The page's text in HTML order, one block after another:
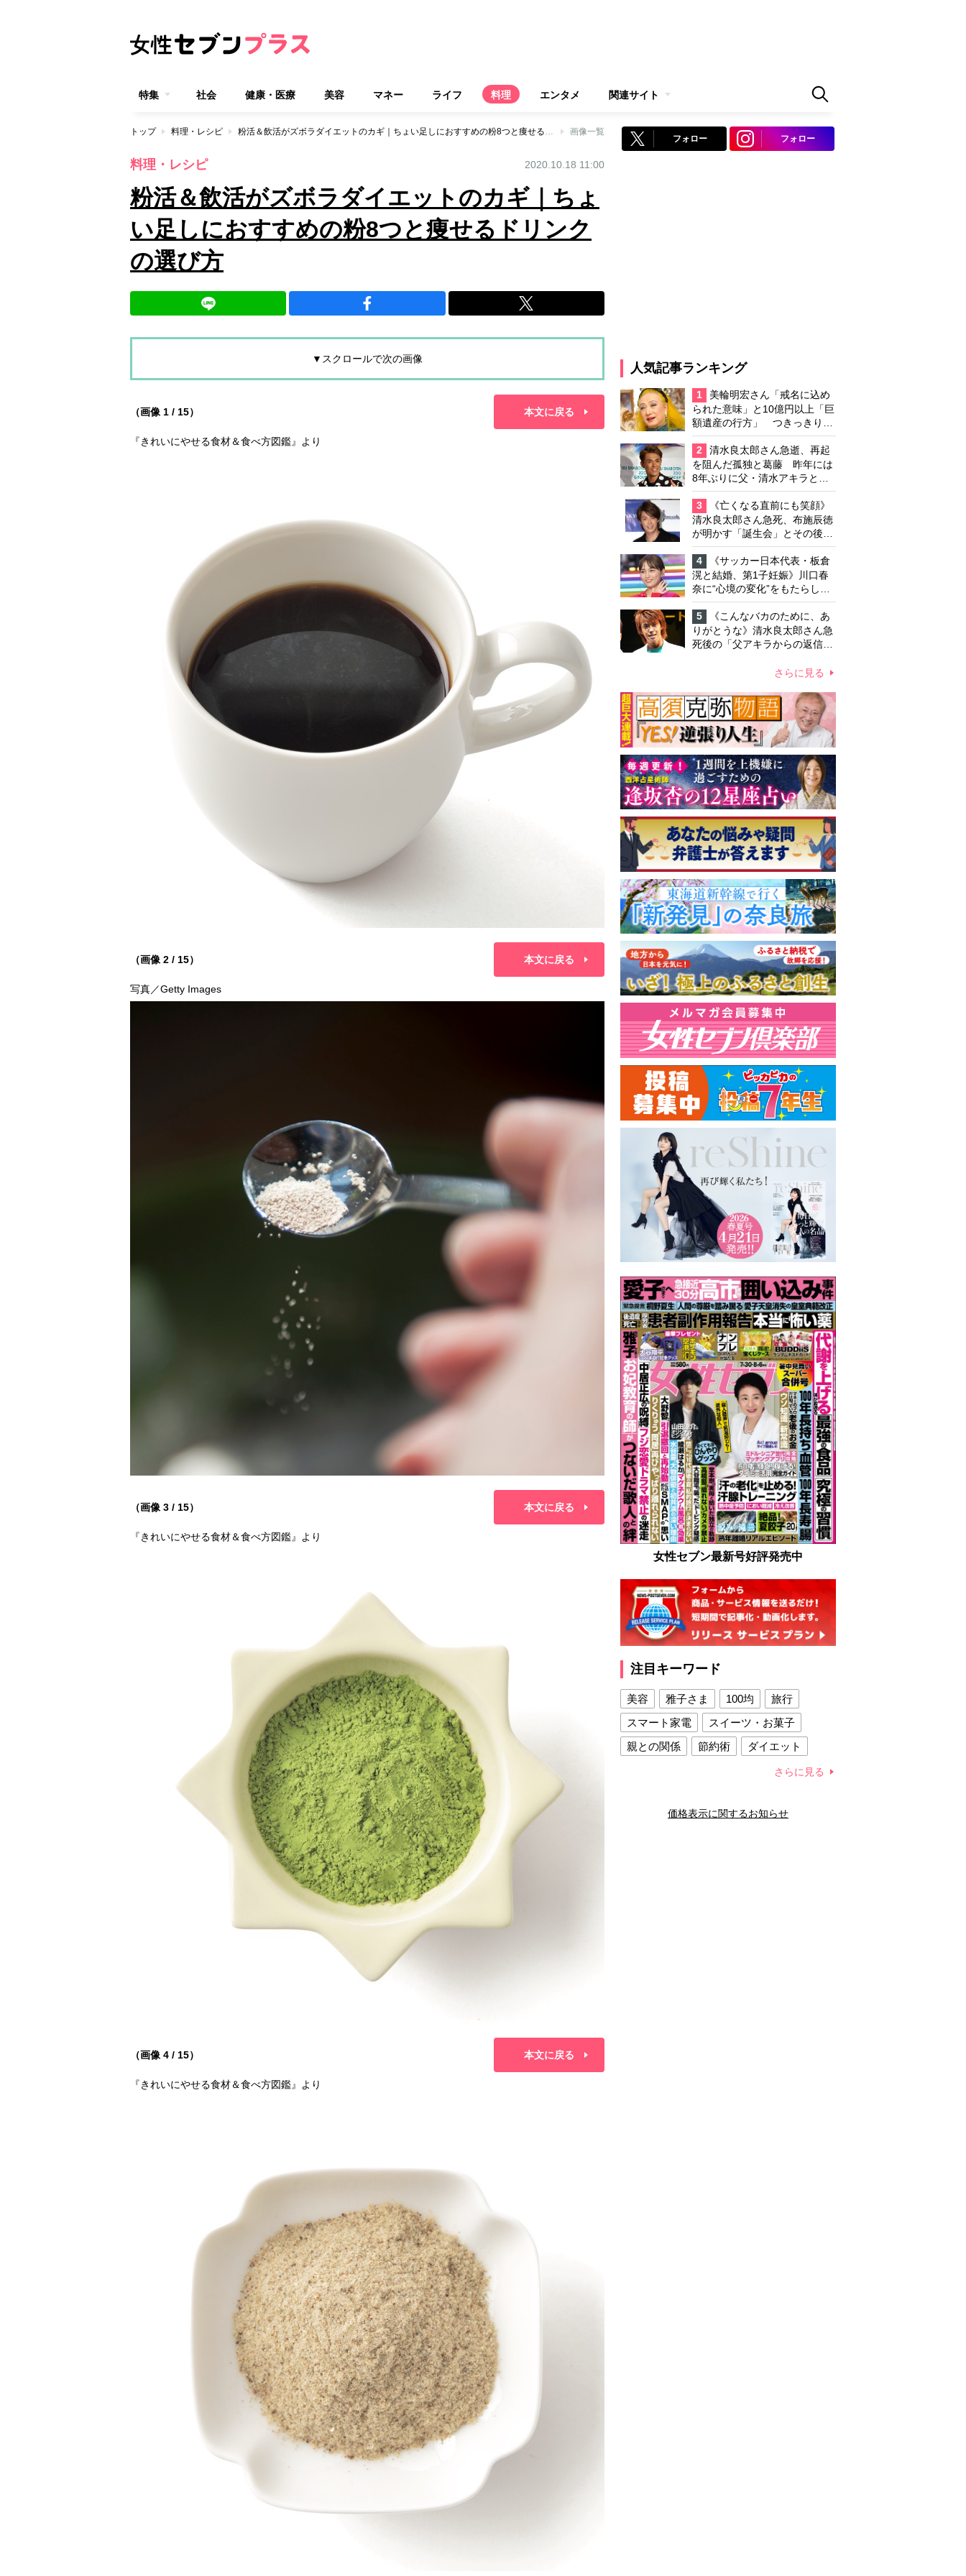
特集 社会 健康・医療 美容 マネー ライフ 料理 エンタメ 関連サイト
トップ 料理・レシピ 粉活＆飲活がズボラダイエットのカギ｜ちょい足しにおすすめの粉8つと痩せるドリンクの選び方 画像一覧
料理・レシピ 2020.10.18 11:00
粉活＆飲活がズボラダイエットのカギ｜ちょ
い足しにおすすめの粉8つと痩せるドリンク
の選び方
▼スクロールで次の画像
（画像 1 / 15） 本文に戻る
『きれいにやせる食材＆食べ方図鑑』より
（画像 2 / 15） 本文に戻る
写真／Getty Images
（画像 3 / 15） 本文に戻る
『きれいにやせる食材＆食べ方図鑑』より
（画像 4 / 15） 本文に戻る
『きれいにやせる食材＆食べ方図鑑』より
フォロー フォロー
人気記事ランキング
1
美輪明宏さん「戒名に込め
られた意味」と10億円以上「巨
額遺産の行方」 つきっきりで
私生活をサポートしていた元俳
優が相続か
2
清水良太郎さん急逝、再起
を阻んだ孤独と葛藤 昨年には
8年ぶりに父・清水アキラと共
演、本格的な活動再開に向かっ
ていたが…周囲が懸念していた
「不安定なところ」
3
《亡くなる直前にも笑顔》
清水良太郎さん急死、布施辰徳
が明かす「誕生会」とその後の
メッセージ
4
《サッカー日本代表・板倉
滉と結婚、第1子妊娠》川口春
奈に“心境の変化”をもたらした
主演映画『ママせか』 身を削
って「がんに蝕まれる母」を演
じた壮絶な撮影現場
5
《こんなバカのために、あ
りがとうな》清水良太郎さん急
死後の「父アキラからの返信」
さらに見る
女性セブン最新号好評発売中
注目キーワード
美容 雅子さま 100均
旅行
スマート家電
スイーツ・お菓子
親との関係
節約術
ダイエット
夫との関係
新津春子 どか食い
さらに見る
価格表示に関するお知らせ